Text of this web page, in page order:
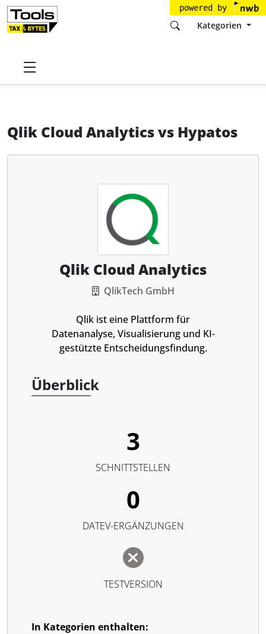
powered by
Kategorien
Startseite
Qlik Cloud Analyticsvs Hypatos
Qlik Cloud Analytics
QlikTech GmbH
Qlik ist eine Plattform für
Datenanalyse, Visualisierung und KI-
gestützte Entscheidungsfindung.
Überblick
3
SCHNITTSTELLEN
0
DATEV-ERGÄNZUNGEN
TESTVERSION
In Kategorien enthalten: